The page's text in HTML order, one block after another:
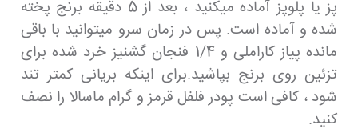
پز یا پلوپز آماده میکنید ، بعد از 5 دقیقه برنج پخته
شده و آماده است. پس در زمان سرو میتوانید با باقی
مانده پیاز کاراملی و 1/4 فنجان گشنیز خرد شده برای
تزئین روی برنج بپاشید.برای اینکه بریانی کمتر تند
شود ، کافی است پودر فلفل قرمز و گرام ماسالا را نصف
کنید.